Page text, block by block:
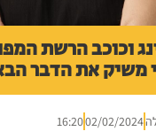
הרשת
את הדבר הבא
02/02/
16:20